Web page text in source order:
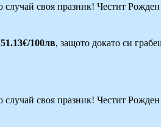
случай своя празник! Честит
100лв, защото докато си
случай своя празник! Честит